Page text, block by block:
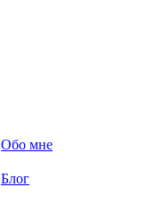
Обо мне
Блог